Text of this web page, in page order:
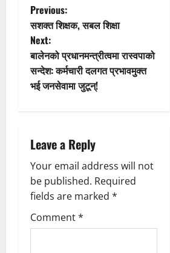
P
o
s
t
a
v
i
g
Previous:
सशक्त शिक्षक, सबल शिक्षा
Next:
बालेनको प्रधानमन्त्रीत्वमा रास्वपाको
सन्देश: कर्मचारी दलगत प्रभावमुक्त
भई जनसेवामा जुटून्!
Leave a Reply
Your email address will not
be published. Required
fields are marked *
Comment*